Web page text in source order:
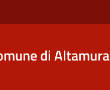
di Altamura